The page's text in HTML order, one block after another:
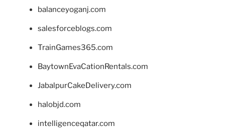
balanceyoganj.com
salesforceblogs.com
TrainGames365.com
BaytownEvaCationRentals.com
JabalpurCakeDelivery.com
halobjd.com
intelligenceqatar.com